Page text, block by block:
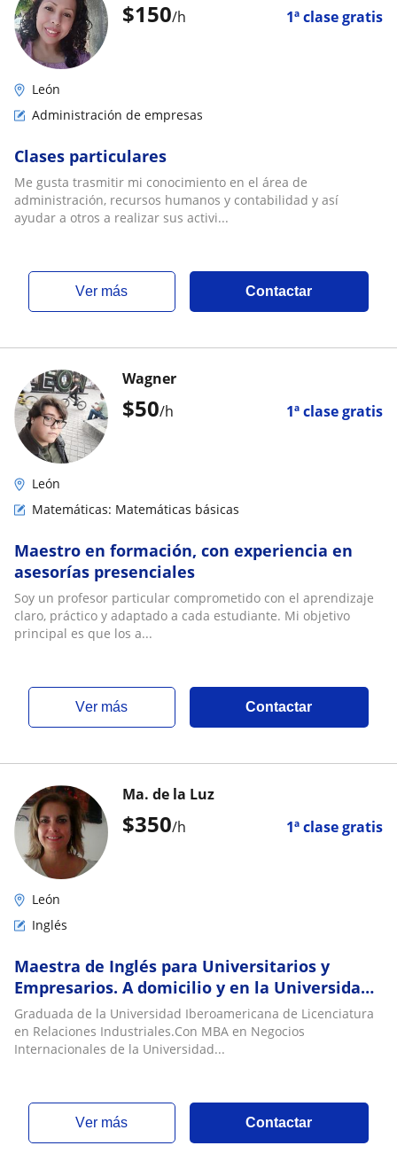
$150/h 1ª clase gratis
León
Administración de empresas
Clases particulares
Me gusta trasmitir mi conocimiento en el área de
administración, recursos humanos y contabilidad y así
ayudar a otros a realizar sus activi...
ver más Contactar
$50/h 1ª clase gratis
Wagner
León
Matemáticas: Matemáticas básicas
Maestro en formación, con experiencia en
asesorías presenciales
Soy un profesor particular comprometido con el aprendizaje
claro, práctico y adaptado a cada estudiante. Mi objetivo
principal es que los a...
ver más Contactar
$350/h 1ª clase gratis
Ma. de la Luz
León
Inglés
Maestra de Inglés para Universitarios y
Empresarios. A domicilio y en la Universidad
que busque ESL Teachers
Graduada de la Universidad Iberoamericana de Licenciatura
en Relaciones Industriales.Con MBA en Negocios
Internacionales de la Universidad...
ver más Contactar